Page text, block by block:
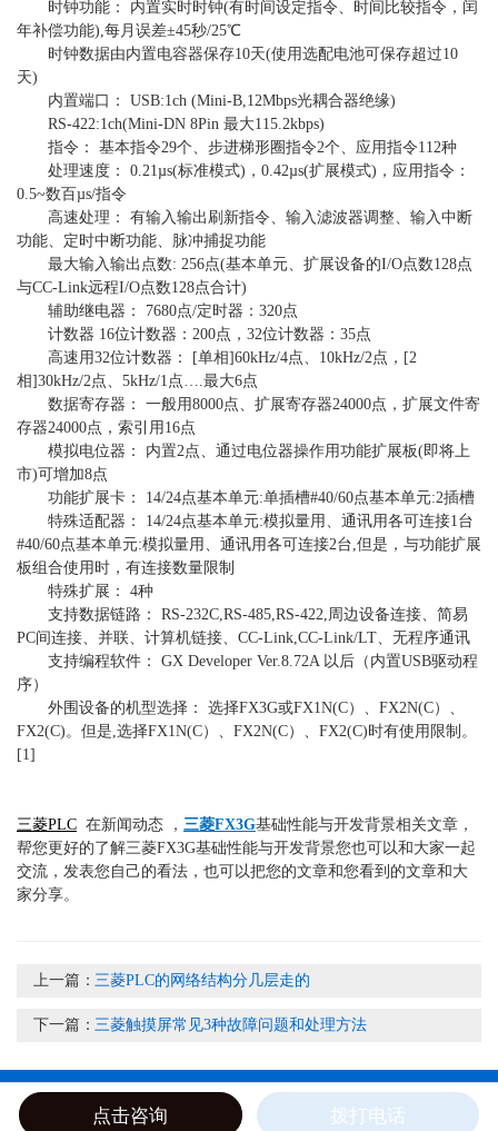
时钟功能： 内置实时时钟(有时间设定指令、时间比较指令，闰
年补偿功能),每月误差±45秒/25℃
时钟数据由内置电容器保存10天(使用选配电池可保存超过10
天)
内置端口： USB:1ch (Mini-B,12Mbps光耦合器绝缘)
RS-422:1ch(Mini-DN 8Pin 最大115.2kbps)
指令： 基本指令29个、步进梯形圈指令2个、应用指令112种
处理速度： 0.21µs(标准模式)，0.42µs(扩展模式)，应用指令：
0.5~数百µs/指令
高速处理： 有输入输出刷新指令、输入滤波器调整、输入中断
功能、定时中断功能、脉冲捕捉功能
最大输入输出点数: 256点(基本单元、扩展设备的I/O点数128点
与CC-Link远程I/O点数128点合计)
辅助继电器： 7680点/定时器：320点
计数器 16位计数器：200点，32位计数器：35点
高速用32位计数器： [单相]60kHz/4点、10kHz/2点，[2
相]30kHz/2点、5kHz/1点….最大6点
数据寄存器： 一般用8000点、扩展寄存器24000点，扩展文件寄
存器24000点，索引用16点
模拟电位器： 内置2点、通过电位器操作用功能扩展板(即将上
市)可增加8点
功能扩展卡： 14/24点基本单元:单插槽#40/60点基本单元:2插槽
特殊适配器： 14/24点基本单元:模拟量用、通讯用各可连接1台
#40/60点基本单元:模拟量用、通讯用各可连接2台,但是，与功能扩展
板组合使用时，有连接数量限制
特殊扩展： 4种
支持数据链路： RS-232C,RS-485,RS-422,周边设备连接、简易
PC间连接、并联、计算机链接、CC-Link,CC-Link/LT、无程序通讯
支持编程软件： GX Developer Ver.8.72A 以后（内置USB驱动程
序）
外围设备的机型选择： 选择FX3G或FX1N(C）、FX2N(C）、
FX2(C)。但是,选择FX1N(C）、FX2N(C）、FX2(C)时有使用限制。
[1]
三菱PLC 在新闻动态 ， 三菱FX3G基础性能与开发背景相关文章，
帮您更好的了解三菱FX3G基础性能与开发背景您也可以和大家一起
交流，发表您自己的看法，也可以把您的文章和您看到的文章和大
家分享。
上一篇： 三菱PLC的网络结构分几层走的
下一篇： 三菱触摸屏常见3种故障问题和处理方法
电话 地址
点击咨询 拨打电话